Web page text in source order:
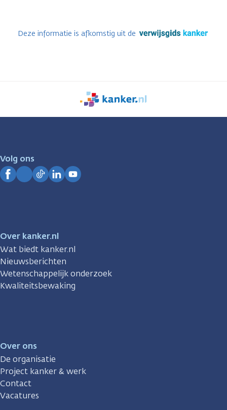
Deze informatie is afkomstig uit de
We
zijn
Volg ons
Over kanker.nl
Wat biedt kanker.nl
Nieuwsberichten
Wetenschappelijk onderzoek
Kwaliteitsbewaking
Over ons
De organisatie
Project kanker & werk
Contact
Vacatures